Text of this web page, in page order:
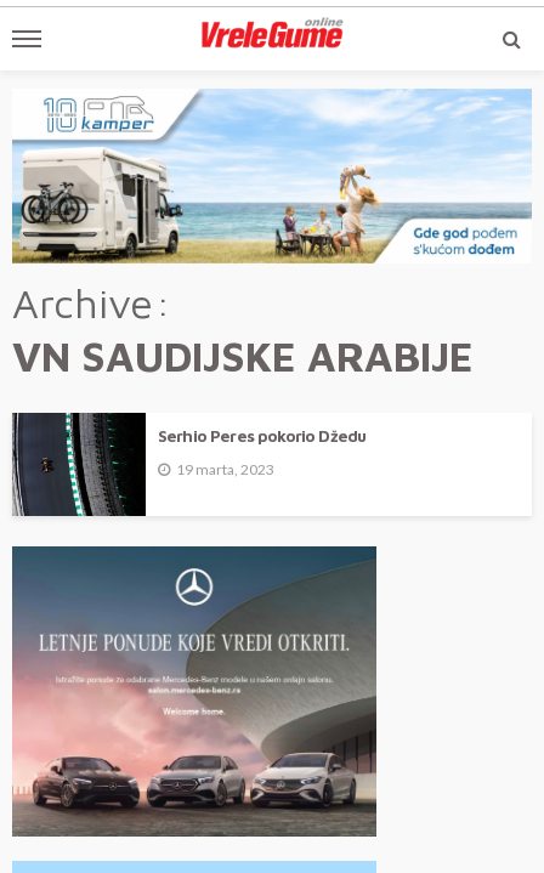
Archive
VN SAUDIJSKE ARABIJE
Serhio Peres pokorio Džedu
19 marta, 2023